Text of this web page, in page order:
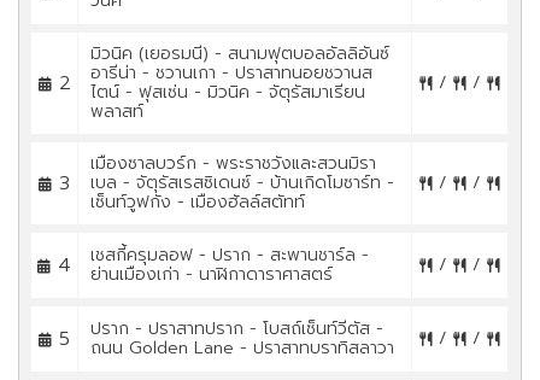
2
มิวนิค (เยอรมนี) - สนามฟุตบอลอัลลิอันซ์
อารีน่า - ชวานเกา - ปราสาทนอยชวานส
ไตน์ - ฟุสเซ่น - มิวนิค - จัตุรัสมาเรียน
พลาสท์
/ /
3
เมืองซาลบวร์ก - พระราชวังและสวนมิรา
เบล - จัตุรัสเรสซิเดนซ์ - บ้านเกิดโมซาร์ท -
เซ็นท์วูฟกัง - เมืองฮัลล์สตัทท์
/ /
4 เชสกี้ครุมลอฟ - ปราก - สะพานชาร์ล -
ย่านเมืองเก่า - นาฬิกาดาราศาสตร์ / /
5 ปราก - ปราสาทปราก - โบสถ์เซ็นท์วีตัส -
ถนน Golden Lane - ปราสาทบราทิสลาวา / /